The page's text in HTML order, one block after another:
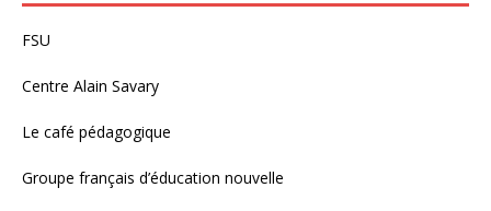
FSU
Centre Alain Savary
Le café pédagogique
Groupe français d’éducation nouvelle